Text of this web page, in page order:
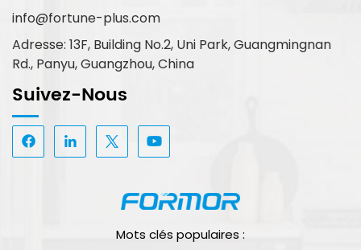
info@fortune-plus.com
Adresse: 13F, Building No.2, Uni Park, Guangmingnan
Rd., Panyu, Guangzhou, China
Suivez-Nous
Mots clés populaires :